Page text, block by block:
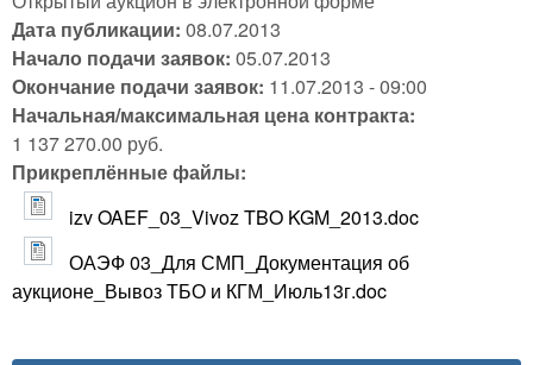
Дата публикации: 08.07.2013
Начало подачи заявок: 05.07.2013
Окончание подачи заявок: 11.07.2013 - 09:00
Начальная/максимальная цена контракта:
1 137 270.00 руб.
Прикреплённые файлы:
izv OAEF_03_Vivoz TBO KGM_2013.doc
ОАЭФ 03_Для СМП_Документация об
аукционе_Вывоз ТБО и КГМ_Июль13г.doc